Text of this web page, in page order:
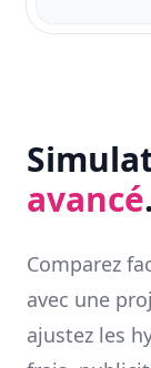
avancé.
Comparez
avec une
ajustez les